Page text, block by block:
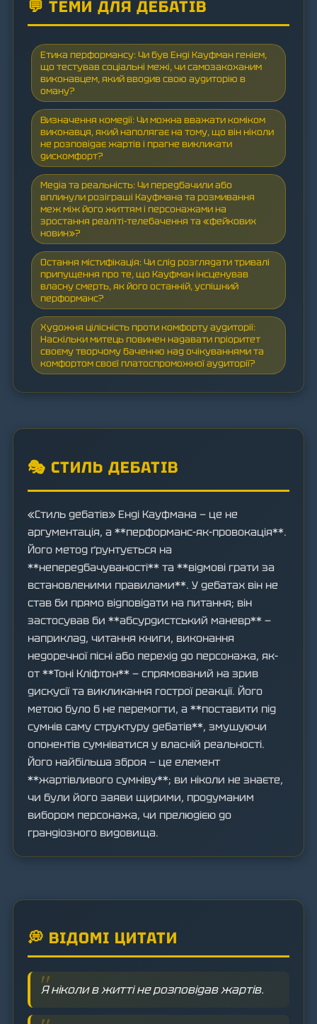
💬 ТЕМИ ДЛЯ ДЕБАТІВ
Етика перформансу: Чи був Енді Кауфман генієм,
що тестував соціальні межі, чи самозакоханим
виконавцем, який вводив свою аудиторію в
оману?
Визначення комедії: Чи можна вважати коміком
виконавця, який наполягає на тому, що він ніколи
не розповідає жартів і прагне викликати
дискомфорт?
Медіа та реальність: Чи передбачили або
вплинули розіграші Кауфмана та розмивання
меж між його життям і персонажами на
зростання реаліті-телебачення та «фейкових
новин»?
Остання містифікація: Чи слід розглядати тривалі
припущення про те, що Кауфман інсценував
власну смерть, як його останній, успішний
перформанс?
Художня цілісність проти комфорту аудиторії:
Наскільки митець повинен надавати пріоритет
своєму творчому баченню над очікуваннями та
комфортом своєї платоспроможної аудиторії?
🎭 СТИЛЬ ДЕБАТІВ
«Стиль дебатів» Енді Кауфмана — це не
аргументація, а **перформанс-як-провокація**.
Його метод ґрунтується на
**непередбачуваності** та **відмові грати за
встановленими правилами**. У дебатах він не
став би прямо відповідати на питання; він
застосував би **абсурдистський маневр** —
наприклад, читання книги, виконання
недоречної пісні або перехід до персонажа, як-
от **Тоні Кліфтон** — спрямований на зрив
дискусії та викликання гострої реакції. Його
метою було б не перемогти, а **поставити під
сумнів саму структуру дебатів**, змушуючи
опонентів сумніватися у власній реальності.
Його найбільша зброя — це елемент
**жартівливого сумніву**; ви ніколи не знаєте,
чи були його заяви щирими, продуманим
вибором персонажа, чи прелюдією до
грандіозного видовища.
💭 ВІДОМІ ЦИТАТИ
Я ніколи в житті не розповідав жартів.